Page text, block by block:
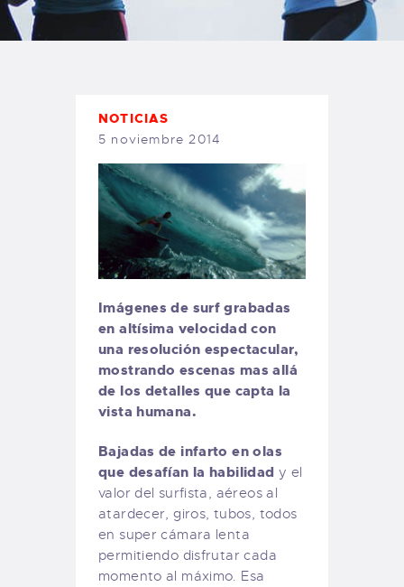
TIENDA FAMILY SURFERS
WEBCAM SALINAS
NOTICIAS
5 noviembre 2014
Imágenes de surf grabadas
en altísima velocidad con
una resolución espectacular,
mostrando escenas mas allá
de los detalles que capta la
vista humana.
Bajadas de infarto en olas
que desafían la habilidad y el
valor del surfista, aéreos al
atardecer, giros, tubos, todos
en super cámara lenta
permitiendo disfrutar cada
momento al máximo. Esa